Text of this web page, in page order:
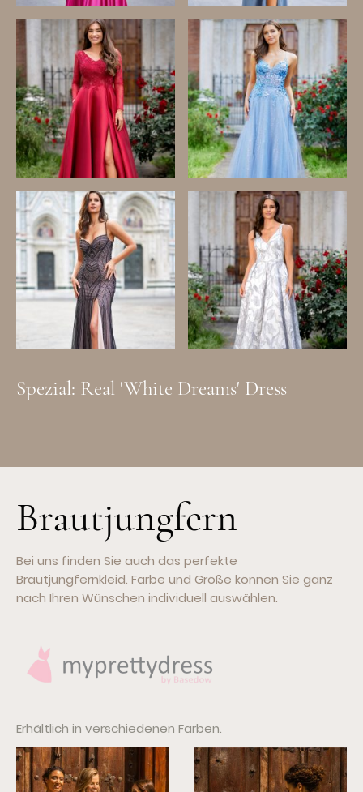
Spezial: Real 'White Dreams' Dress
Brautjungfern
Bei uns finden Sie auch das perfekte
Brautjungfernkleid. Farbe und Größe können Sie ganz
nach Ihren Wünschen individuell auswählen.
Erhältlich in verschiedenen Farben.